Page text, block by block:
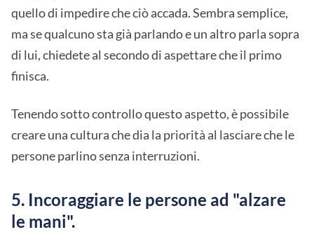
quello di impedire che ciò accada. Sembra semplice,
ma se qualcuno sta già parlando e un altro parla sopra
di lui, chiedete al secondo di aspettare che il primo
finisca.
Tenendo sotto controllo questo aspetto, è possibile
creare una cultura che dia la priorità al lasciare che le
persone parlino senza interruzioni.
5. Incoraggiare le persone ad "alzare
le mani".